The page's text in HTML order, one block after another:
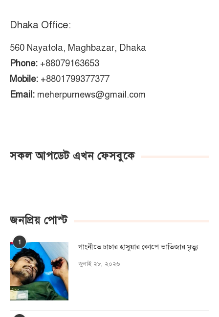
Dhaka Office:
560 Nayatola, Maghbazar, Dhaka
Phone: +88079163653
Mobile: +8801799377377
Email: meherpurnews@gmail.com
সকল আপডেট এখন ফেসবুকে
জনপ্রিয় পোস্ট
1 গাংনীতে চাচার হাসুয়ার কােপে ভাতিজার মৃত্যু
জুলাই ২৮, ২০২৬